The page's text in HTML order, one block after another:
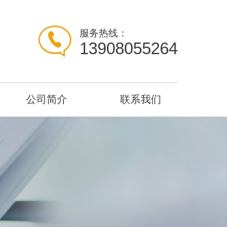
服务热线：
13908055264
公司简介 联系我们